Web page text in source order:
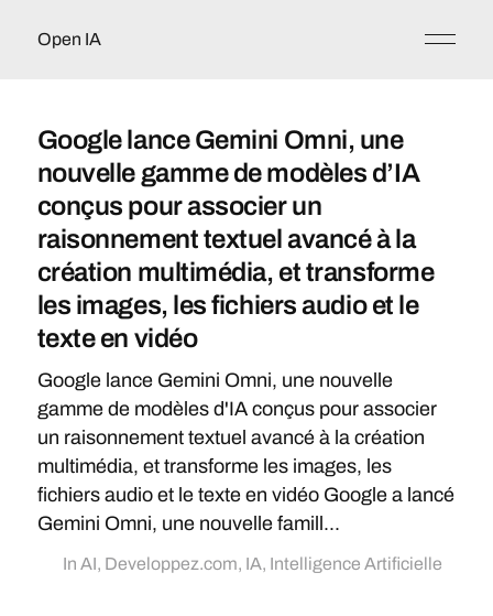
Open IA
Google lance Gemini Omni, une
nouvelle gamme de modèles d’IA
conçus pour associer un
raisonnement textuel avancé à la
création multimédia, et transforme
les images, les fichiers audio et le
texte en vidéo
Google lance Gemini Omni, une nouvelle
gamme de modèles d'IA conçus pour associer
un raisonnement textuel avancé à la création
multimédia, et transforme les images, les
fichiers audio et le texte en vidéo Google a lancé
Gemini Omni, une nouvelle famill...
In AI, Developpez.com, IA, Intelligence Artificielle